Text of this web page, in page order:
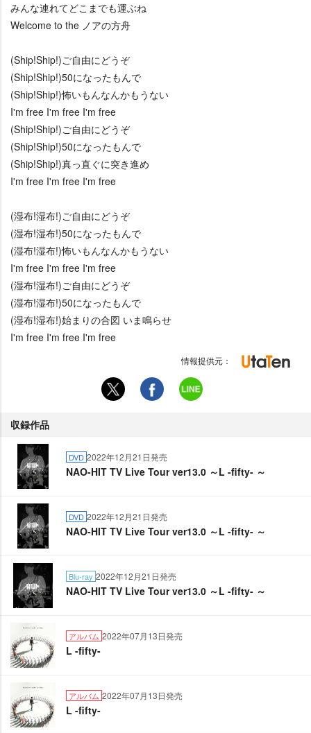
みんな連れてどこまでも運ぶね
Welcome to the ノアの方舟
(Ship!Ship!)ご自由にどうぞ
(Ship!Ship!)50になったもんで
(Ship!Ship!)怖いもんなんかもうない
I'm free I'm free I'm free
(Ship!Ship!)ご自由にどうぞ
(Ship!Ship!)50になったもんで
(Ship!Ship!)真っ直ぐに突き進め
I'm free I'm free I'm free
(湿布!湿布!)ご自由にどうぞ
(湿布!湿布!)50になったもんで
(湿布!湿布!)怖いもんなんかもうない
I'm free I'm free I'm free
(湿布!湿布!)ご自由にどうぞ
(湿布!湿布!)50になったもんで
(湿布!湿布!)始まりの合図 いま鳴らせ
I'm free I'm free I'm free
情報提供元：
収録作品
DVD 2022年12月21日発売
NAO-HIT TV Live Tour ver13.0 ～L -fifty- ～
DVD 2022年12月21日発売
NAO-HIT TV Live Tour ver13.0 ～L -fifty- ～
Blu-ray 2022年12月21日発売
NAO-HIT TV Live Tour ver13.0 ～L -fifty- ～
アルバム 2022年07月13日発売
L -fifty-
アルバム 2022年07月13日発売
L -fifty-